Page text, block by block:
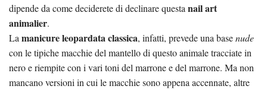
dipende da come deciderete di declinare questa nail art
animalier.
La manicure leopardata classica, infatti, prevede una basenude
con le tipiche macchie del mantello di questo animale tracciate in
nero e riempite con i vari toni del marrone e del marrone. Ma non
mancano versioni in cui le macchie sono appena accennate, altre